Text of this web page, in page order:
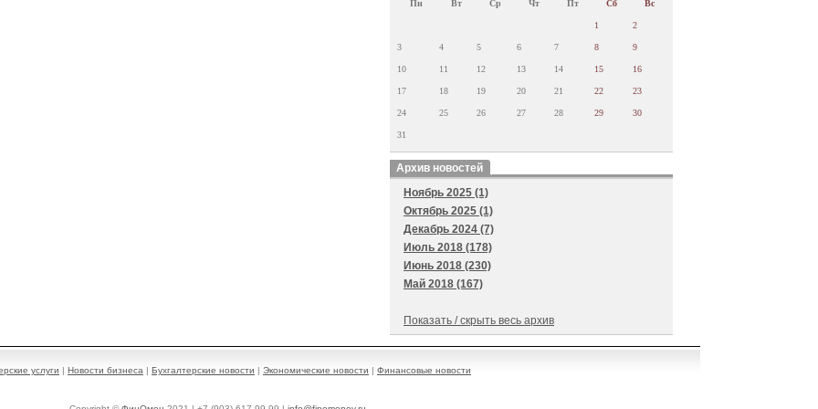
Пн Вт Ср Чт Пт Сб Вс
1 2
3 4 5 6 7 8 9
10 11 12 13 14 15 16
17 18 19 20 21 22 23
24 25 26 27 28 29 30
31
Архив новостей
Ноябрь 2025 (1)
Октябрь 2025 (1)
Декабрь 2024 (7)
Июль 2018 (178)
Июнь 2018 (230)
Май 2018 (167)
Показать / скрыть весь архив
услуги | Новости бизнеса | Бухгалтерские новости | Экономические новости | Финансовые новости